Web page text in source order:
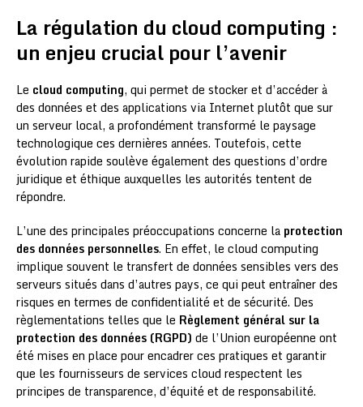
La régulation du cloud computing :
un enjeu crucial pour l’avenir
Le cloud computing, qui permet de stocker et d’accéder à
des données et des applications via Internet plutôt que sur
un serveur local, a profondément transformé le paysage
technologique ces dernières années. Toutefois, cette
évolution rapide soulève également des questions d’ordre
juridique et éthique auxquelles les autorités tentent de
répondre.
L’une des principales préoccupations concerne la protection
des données personnelles. En effet, le cloud computing
implique souvent le transfert de données sensibles vers des
serveurs situés dans d’autres pays, ce qui peut entraîner des
risques en termes de confidentialité et de sécurité. Des
règlementations telles que le Règlement général sur la
protection des données (RGPD) de l’Union européenne ont
été mises en place pour encadrer ces pratiques et garantir
que les fournisseurs de services cloud respectent les
principes de transparence, d’équité et de responsabilité.